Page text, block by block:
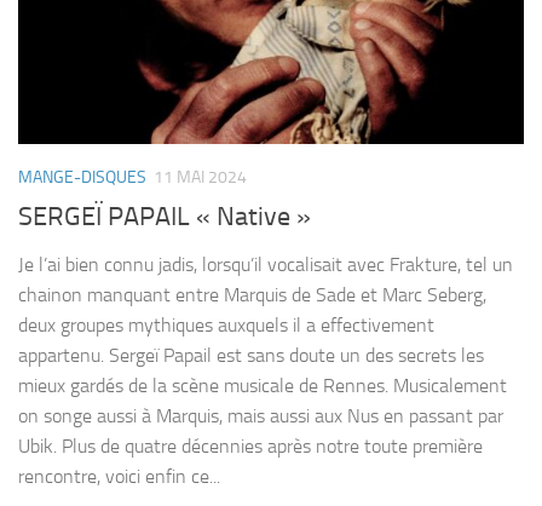
MANGE-DISQUES 11 MAI 2024
SERGEÏ PAPAIL « Native »
Je l’ai bien connu jadis, lorsqu’il vocalisait avec Frakture, tel un
chainon manquant entre Marquis de Sade et Marc Seberg,
deux groupes mythiques auxquels il a effectivement
appartenu. Sergeï Papail est sans doute un des secrets les
mieux gardés de la scène musicale de Rennes. Musicalement
on songe aussi à Marquis, mais aussi aux Nus en passant par
Ubik. Plus de quatre décennies après notre toute première
rencontre, voici enfin ce...